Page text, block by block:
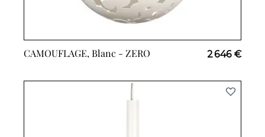
CAMOUFLAGE, Blanc - ZERO 2 646 €